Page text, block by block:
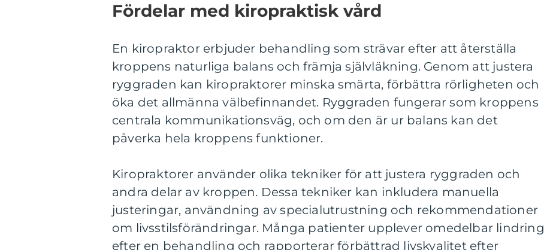
Fördelar med kiropraktisk vård
En kiropraktor erbjuder behandling som strävar efter att återställa
kroppens naturliga balans och främja självläkning. Genom att justera
ryggraden kan kiropraktorer minska smärta, förbättra rörligheten och
öka det allmänna välbefinnandet. Ryggraden fungerar som kroppens
centrala kommunikationsväg, och om den är ur balans kan det
påverka hela kroppens funktioner.
Kiropraktorer använder olika tekniker för att justera ryggraden och
andra delar av kroppen. Dessa tekniker kan inkludera manuella
justeringar, användning av specialutrustning och rekommendationer
om livsstilsförändringar. Många patienter upplever omedelbar lindring
efter en behandling och rapporterar förbättrad livskvalitet efter